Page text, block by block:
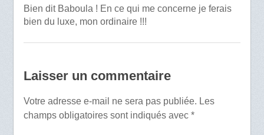
Bien dit Baboula ! En ce qui me concerne je ferais
bien du luxe, mon ordinaire !!!
Laisser un commentaire
Votre adresse e-mail ne sera pas publiée. Les
champs obligatoires sont indiqués avec *